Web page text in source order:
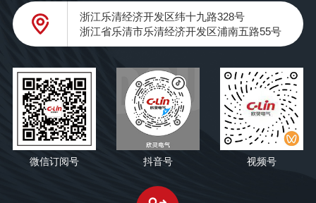
浙江乐清经济开发区纬十九路328号
浙江省乐清市乐清经济开发区浦南五路55号
微信订阅号 抖音号 视频号